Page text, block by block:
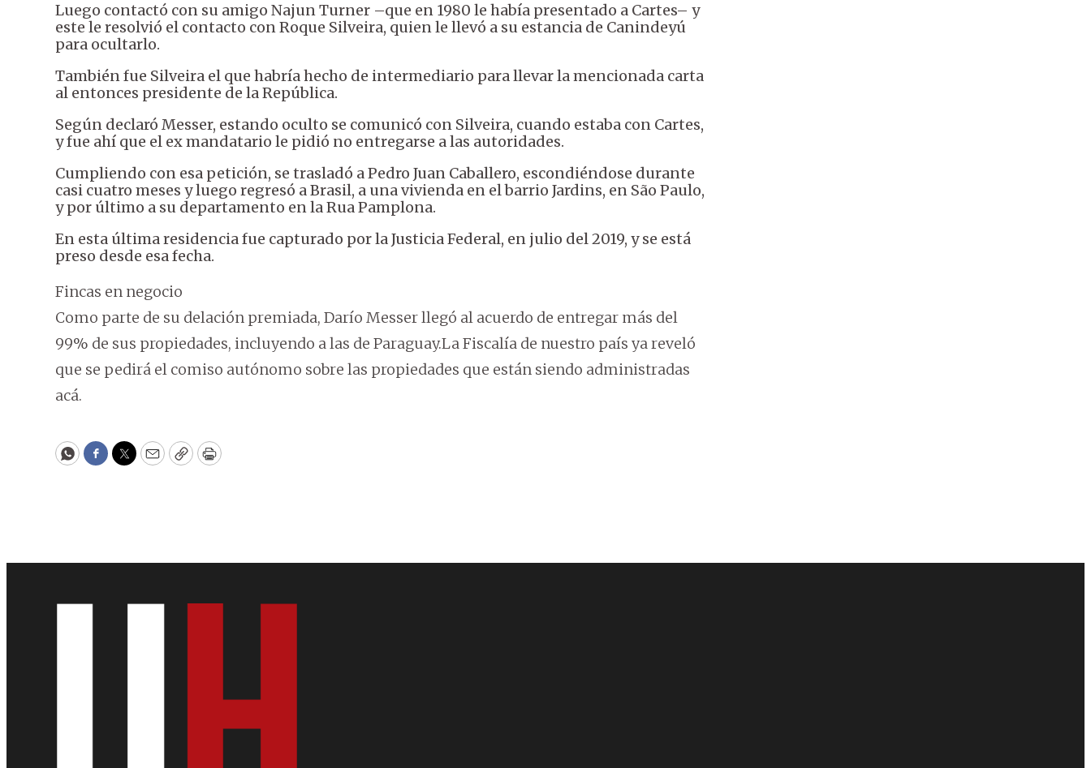
Luego contactó con su amigo Najun Turner –que en 1980 le había presentado a Cartes– y
este le resolvió el contacto con Roque Silveira, quien le llevó a su estancia de Canindeyú
para ocultarlo.
También fue Silveira el que habría hecho de intermediario para llevar la mencionada carta
al entonces presidente de la República.
Según declaró Messer, estando oculto se comunicó con Silveira, cuando estaba con Cartes,
y fue ahí que el ex mandatario le pidió no entregarse a las autoridades.
Cumpliendo con esa petición, se trasladó a Pedro Juan Caballero, escondiéndose durante
casi cuatro meses y luego regresó a Brasil, a una vivienda en el barrio Jardins, en São Paulo,
y por último a su departamento en la Rua Pamplona.
En esta última residencia fue capturado por la Justicia Federal, en julio del 2019, y se está
preso desde esa fecha.
Fincas en negocio
Como parte de su delación premiada, Darío Messer llegó al acuerdo de entregar más del
99% de sus propiedades, incluyendo a las de Paraguay.La Fiscalía de nuestro país ya reveló
que se pedirá el comiso autónomo sobre las propiedades que están siendo administradas
acá.
WhatsApp
Facebook
Twitter
EmailCopyPrint